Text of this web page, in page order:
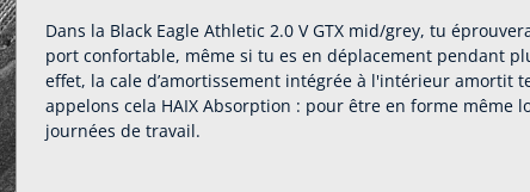
Dans la Black Eagle Athletic 2.0 V GTX mid/grey, tu
port confortable, même si tu es en déplacement pendant
effet, la cale d’amortissement intégrée à l'intérieur amortit
appelons cela HAIX Absorption : pour être en forme même
journées de travail.